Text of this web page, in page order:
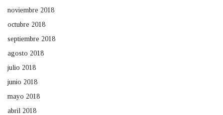
noviembre 2018
octubre 2018
septiembre 2018
agosto 2018
julio 2018
junio 2018
mayo 2018
abril 2018